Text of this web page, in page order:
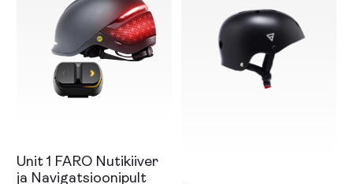
Unit 1 FARO Nutikiiver
ja Navigatsioonipult